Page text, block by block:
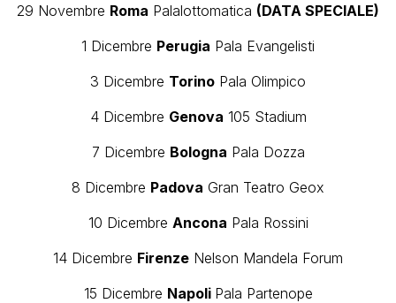
29 Novembre Roma Palalottomatica (DATA SPECIALE)
1 Dicembre Perugia Pala Evangelisti
3 Dicembre Torino Pala Olimpico
4 Dicembre Genova 105 Stadium
7 Dicembre Bologna Pala Dozza
8 Dicembre Padova Gran Teatro Geox
10 Dicembre Ancona Pala Rossini
14 Dicembre Firenze Nelson Mandela Forum
15 Dicembre Napoli Pala Partenope